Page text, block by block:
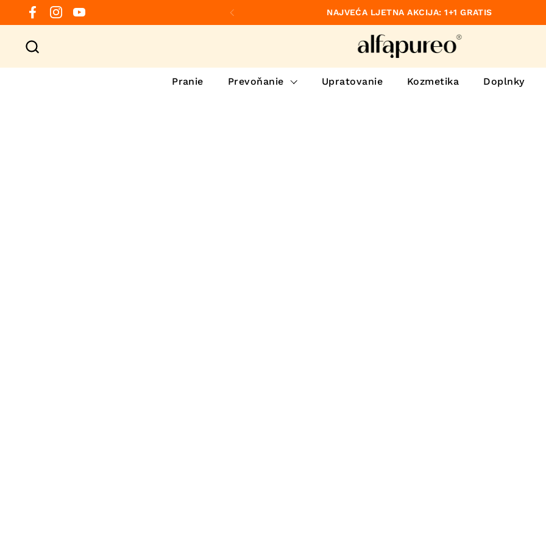
Preskočiť na obsah
Facebook
Instagram
YouTube Predchádzajúce
NAJVEĆA LJETNA AKCIJA: 1+1 GRATIS
Pranie Prevoňanie Upratovanie Kozmetika Doplnky